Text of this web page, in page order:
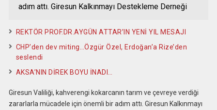
adım attı. Giresun Kalkınmayı Destekleme Derneği
REKTÖR PROF.DR.AYGÜN ATTAR’IN YENİ YIL MESAJI
CHP’den dev miting…Özgür Özel, Erdoğan’a Rize’den
seslendi
AKSA’NIN DİREK BOYU İNADI…
Giresun Valiliği, kahverengi kokarcanın tarım ve çevreye verdiği
zararlarla mücadele için önemli bir adım attı. Giresun Kalkınmayı